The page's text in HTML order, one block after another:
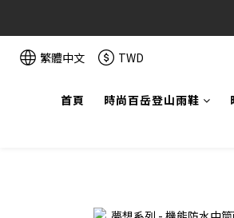
繁體中文 TWD
首頁 時尚百岳登山雨鞋